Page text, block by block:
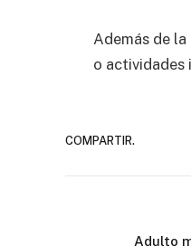
Además de
o actividades
COMPARTIR.
Adulto